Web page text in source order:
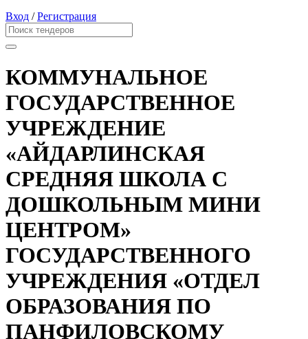
Вход /Регистрация
КОММУНАЛЬНОЕ
ГОСУДАРСТВЕННОЕ
УЧРЕЖДЕНИЕ
«АЙДАРЛИНСКАЯ
СРЕДНЯЯ ШКОЛА С
ДОШКОЛЬНЫМ МИНИ
ЦЕНТРОМ»
ГОСУДАРСТВЕННОГО
УЧРЕЖДЕНИЯ «ОТДЕЛ
ОБРАЗОВАНИЯ ПО
ПАНФИЛОВСКОМУ